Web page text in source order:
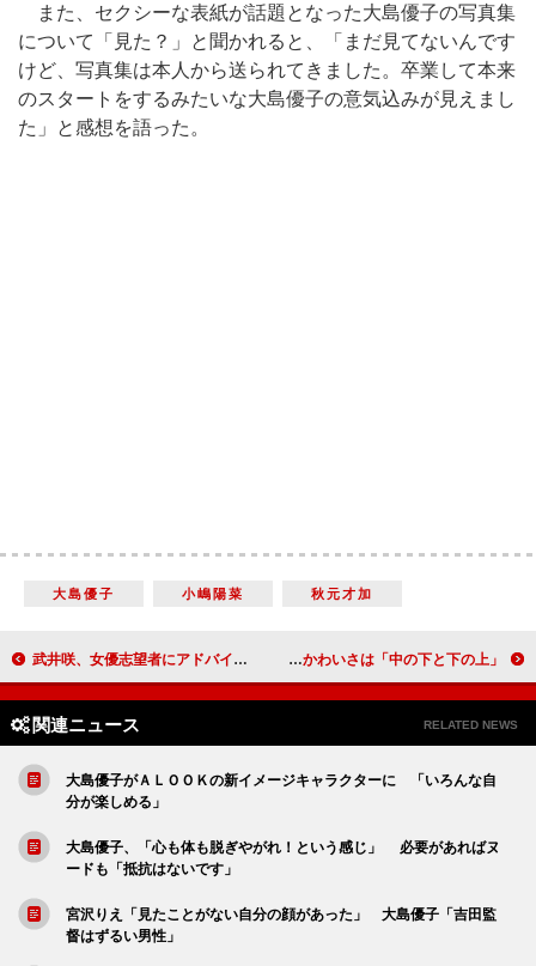
また、セクシーな表紙が話題となった大島優子の写真集
について「見た？」と聞かれると、「まだ見てないんです
けど、写真集は本人から送られてきました。卒業して本来
のスタートをするみたいな大島優子の意気込みが見えまし
た」と感想を語った。
大島優子 小嶋陽菜 秋元才加
武井咲、女優志望者にアドバイス 「いろんなことを吸収して、それをぶつけること」 日本エレキテル連合「雪を溶かして飲んでいた」 素顔のかわいさは「中の下と下の上」
関連ニュース RELATED NEWS
大島優子がＡＬＯＯＫの新イメージキャラクターに 「いろんな自
分が楽しめる」
大島優子、「心も体も脱ぎやがれ！という感じ」 必要があればヌ
ードも「抵抗はないです」
宮沢りえ「見たことがない自分の顔があった」 大島優子「吉田監
督はずるい男性」